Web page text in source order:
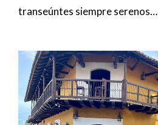
transeúntes siempre serenos…